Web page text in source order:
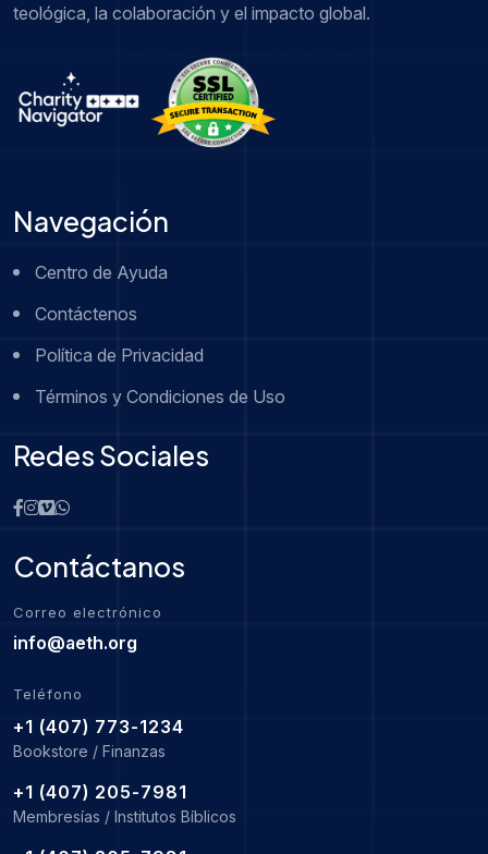
teológica, la colaboración y el impacto global.
Navegación
Centro de Ayuda
Contáctenos
Política de Privacidad
Términos y Condiciones de Uso
Redes Sociales
Contáctanos
Correo electrónico
info@aeth.org
Teléfono
+1 (407) 773-1234
Bookstore / Finanzas
+1 (407) 205-7981
Membresías / Institutos Bíblicos